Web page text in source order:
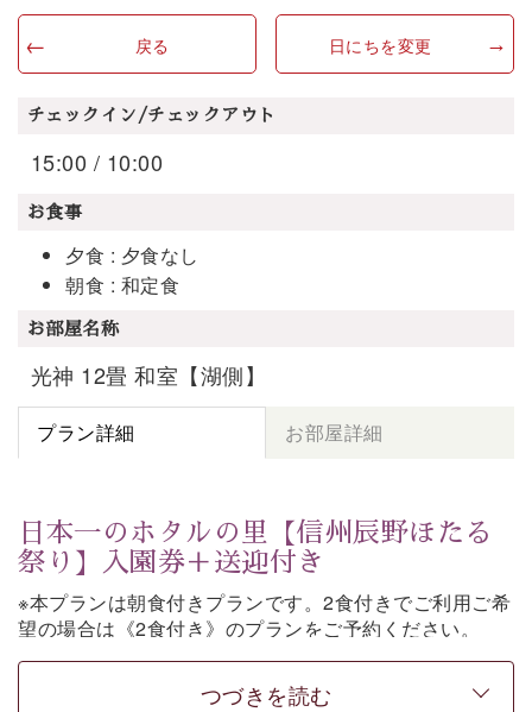
戻る 日にちを変更
チェックイン/チェックアウト
15:00 / 10:00
お食事
夕食 : 夕食なし
朝食 : 和定食
お部屋名称
光神 12畳 和室【湖側】
プラン詳細 お部屋詳細
日本一のホタルの里【信州辰野ほたる
祭り】入園券＋送迎付き
※本プランは朝食付きプランです。2食付きでご利用ご希
望の場合は《2食付き》のプランをご予約ください。
「日本一のホタルの里」として知られる辰野町・ほたる
つづきを読む